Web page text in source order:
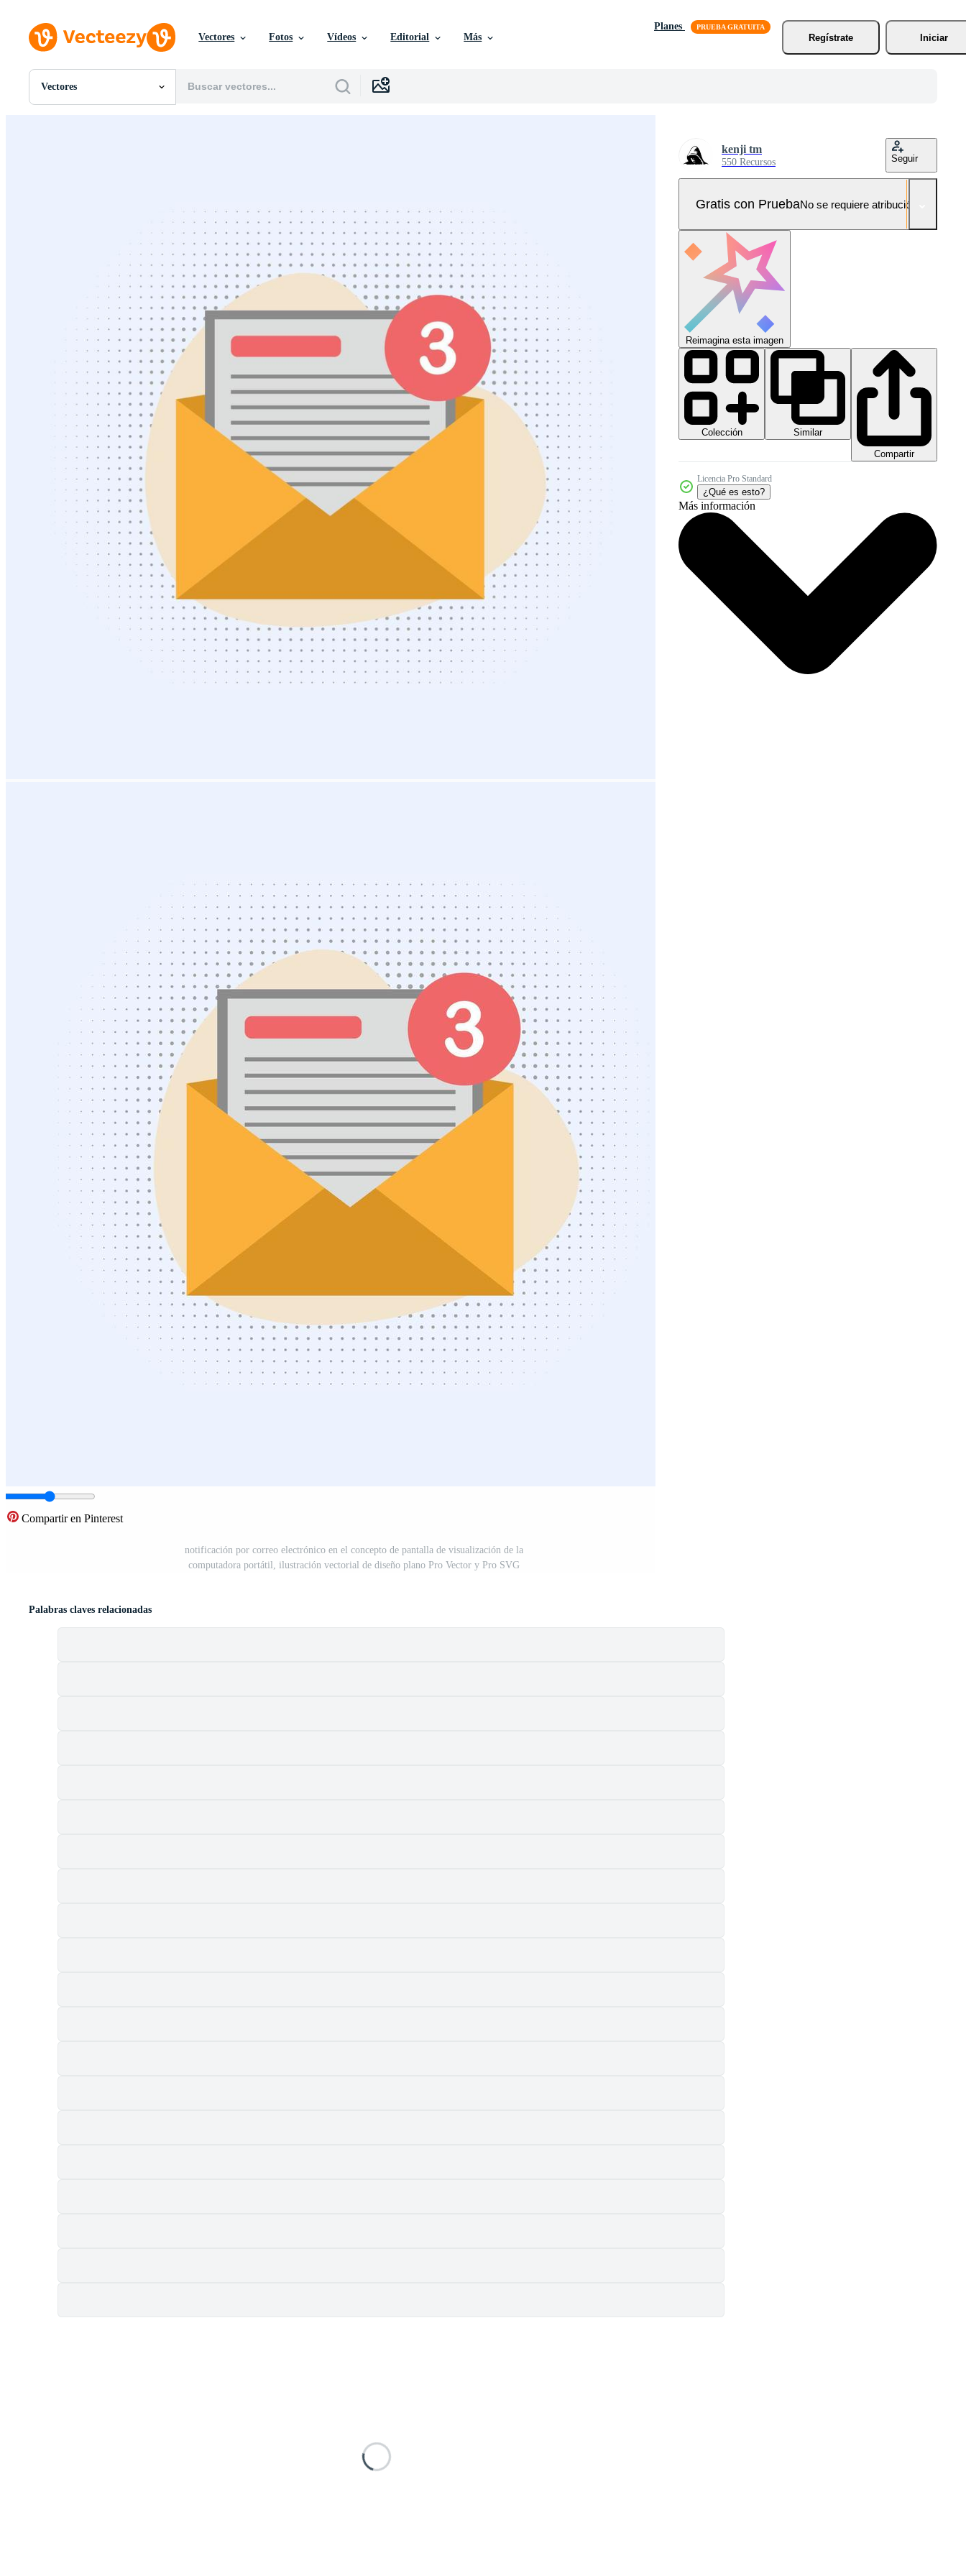
Vectores Fotos Vídeos Editorial Más
Planes
Regístrate
Iniciar
Vectores
Todas Imágenes
Eventos Editoriales
Compartir en Pinterest
notificación por correo electrónico en el concepto de pantalla de visualización de la
computadora portátil, ilustración vectorial de diseño plano Pro Vector y Pro SVG
kenji tm
550 Recursos Seguir
Gratis con PruebaNo se requiere atribución!
Reimagina esta imagen
Colección
Similar
Compartir
Licencia Pro Standard
¿Qué es esto?
Más información
Palabras claves relacionadas